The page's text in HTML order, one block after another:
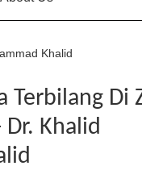
Khalid
Terbilang Di
Dr. Khalid